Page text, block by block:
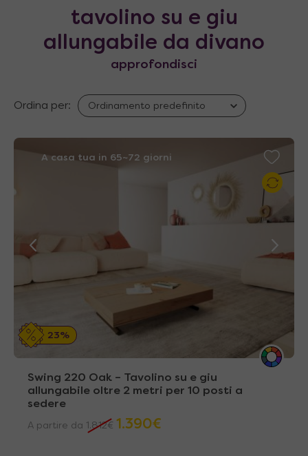
tavolino su e giu
allungabile da divano
approfondisci
Ordina per:
A casa tua in 65~72 giorni
23%
Swing 220 Oak – Tavolino su e giu
allungabile oltre 2 metri per 10 posti a
sedere
A partire da 1.812€ 1.390€